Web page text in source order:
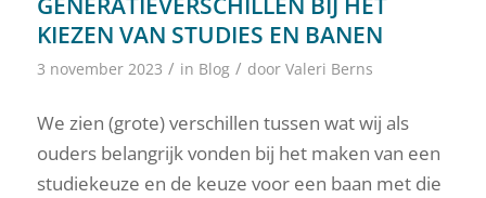
KIEZEN VAN STUDIES EN BANEN
3 november 2023 / in Blog / door Valeri Berns
We zien (grote) verschillen tussen wat wij als
ouders belangrijk vonden bij het maken van een
studiekeuze en de keuze voor een baan met die